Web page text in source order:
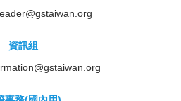
資訊組